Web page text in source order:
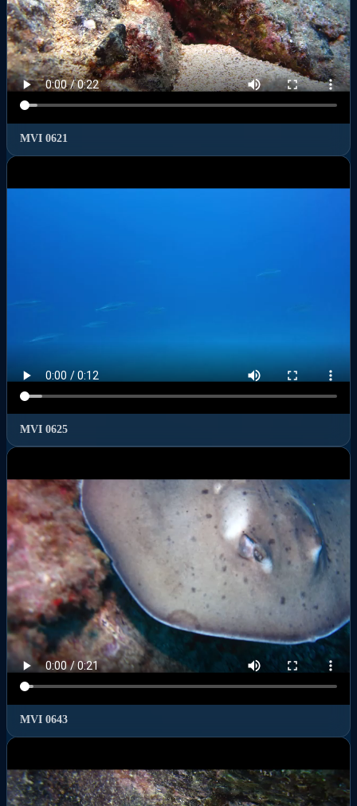
MVI 0621
MVI 0625
MVI 0643